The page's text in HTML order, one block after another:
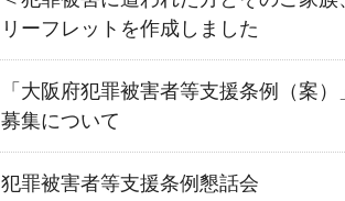
リーフレットを作成しました
「大阪府犯罪被害者等支援条例（案
募集について
犯罪被害者等支援条例懇話会